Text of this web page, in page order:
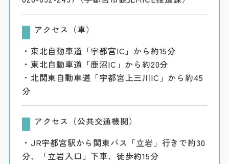
アクセス（車）
・東北自動車道「宇都宮IC」から約15分
・東北自動車道「鹿沼IC」から約20分
・北関東自動車道「宇都宮上三川IC」から約45
分
アクセス（公共交通機関）
・JR宇都宮駅から関東バス「立岩」行きで約30
分、「立岩入口」下車、徒歩約15分